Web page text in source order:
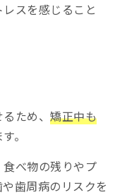
スを感じること
ため、矯正中も
。
べ物の残りやプ
歯周病のリスクを